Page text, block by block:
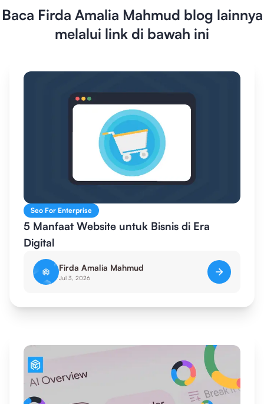
Baca Firda Amalia Mahmud blog lainnya
melalui link di bawah ini
Seo For Enterprise
5 Manfaat Website untuk Bisnis di Era
Digital
Firda Amalia Mahmud
Jul 3, 2026